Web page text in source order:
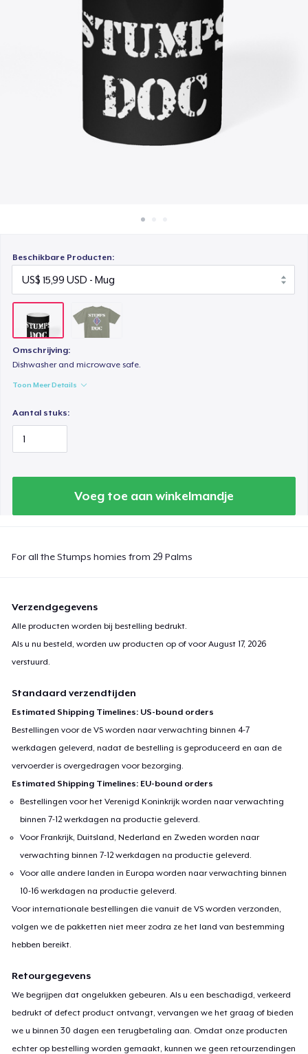
Verkoop overal
Beschikbare Producten:
Omschrijving:
Dishwasher and microwave safe.
Toon Meer Details
Aantal stuks:
Voeg toe aan winkelmandje
For all the Stumps homies from 29 Palms
Verzendgegevens
Alle producten worden bij bestelling bedrukt.
Als u nu besteld, worden uw producten op of voorAugust 17, 2026
verstuurd.
Standaard verzendtijden
Estimated Shipping Timelines: US-bound orders
Bestellingen voor de VS worden naar verwachting binnen 4-7
werkdagen geleverd, nadat de bestelling is geproduceerd en aan de
vervoerder is overgedragen voor bezorging.
Estimated Shipping Timelines: EU-bound orders
Bestellingen voor het Verenigd Koninkrijk worden naar verwachting
binnen 7-12 werkdagen na productie geleverd.
Voor Frankrijk, Duitsland, Nederland en Zweden worden naar
verwachting binnen 7-12 werkdagen na productie geleverd.
Voor alle andere landen in Europa worden naar verwachting binnen
10-16 werkdagen na productie geleverd.
Voor internationale bestellingen die vanuit de VS worden verzonden,
volgen we de pakketten niet meer zodra ze het land van bestemming
hebben bereikt.
Retourgegevens
We begrijpen dat ongelukken gebeuren. Als u een beschadigd, verkeerd
bedrukt of defect product ontvangt, vervangen we het graag of bieden
we u binnen 30 dagen een terugbetaling aan. Omdat onze producten
echter op bestelling worden gemaakt, kunnen we geen retourzendingen